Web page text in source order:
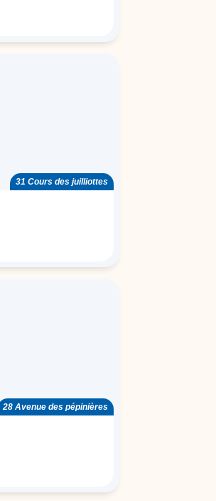
31 Cours des juilliottes
28 Avenue des pépinières